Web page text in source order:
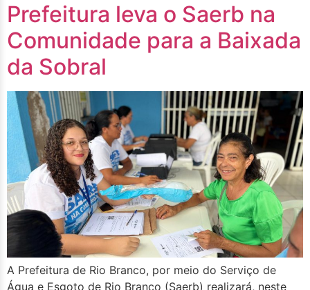
Prefeitura leva o Saerb na
Comunidade para a Baixada
da Sobral
A Prefeitura de Rio Branco, por meio do Serviço de
Água e Esgoto de Rio Branco (Saerb) realizará, neste